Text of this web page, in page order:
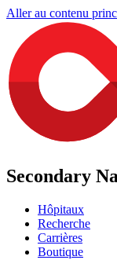
Aller au contenu
Secondary
Hôpitaux
Recherche
Carrières
Boutique